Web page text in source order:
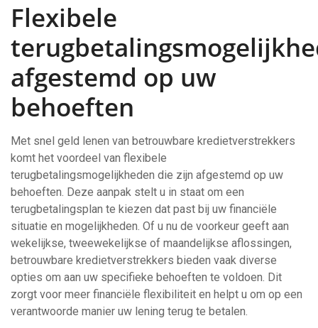
Flexibele
afgestemd op uw
behoeften
Met snel geld lenen van betrouwbare kredietverstrekkers
komt het voordeel van flexibele
terugbetalingsmogelijkheden die zijn afgestemd op uw
behoeften. Deze aanpak stelt u in staat om een
terugbetalingsplan te kiezen dat past bij uw financiële
situatie en mogelijkheden. Of u nu de voorkeur geeft aan
wekelijkse, tweewekelijkse of maandelijkse aflossingen,
betrouwbare kredietverstrekkers bieden vaak diverse
opties om aan uw specifieke behoeften te voldoen. Dit
zorgt voor meer financiële flexibiliteit en helpt u om op een
verantwoorde manier uw lening terug te betalen.